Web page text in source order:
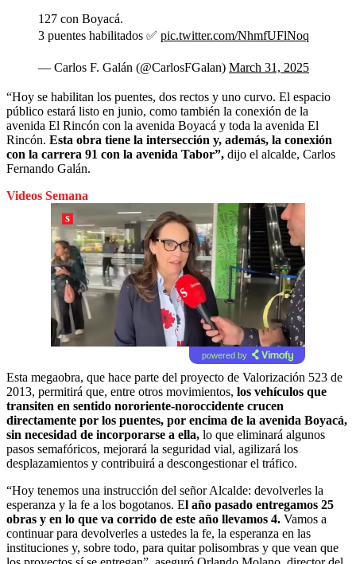
127 con Boyacá.
3 puentes habilitados ✅ pic.twitter.com/NhmfUFlNoq
— Carlos F. Galán (@CarlosFGalan) March 31, 2025
“Hoy se habilitan los puentes, dos rectos y uno curvo. El espacio
público estará listo en junio, como también la conexión de la
avenida El Rincón con la avenida Boyacá y toda la avenida El
Rincón. Esta obra tiene la intersección y, además, la conexión
con la carrera 91 con la avenida Tabor”, dijo el alcalde, Carlos
Fernando Galán.
Videos Semana
powered by
Esta megaobra, que hace parte del proyecto de Valorización 523 de
2013, permitirá que, entre otros movimientos, los vehículos que
transiten en sentido nororiente-noroccidente crucen
directamente por los puentes, por encima de la avenida Boyacá,
sin necesidad de incorporarse a ella, lo que eliminará algunos
pasos semafóricos, mejorará la seguridad vial, agilizará los
desplazamientos y contribuirá a descongestionar el tráfico.
“Hoy tenemos una instrucción del señor Alcalde: devolverles la
esperanza y la fe a los bogotanos. El año pasado entregamos 25
obras y en lo que va corrido de este año llevamos 4. Vamos a
continuar para devolverles a ustedes la fe, la esperanza en las
instituciones y, sobre todo, para quitar polisombras y que vean que